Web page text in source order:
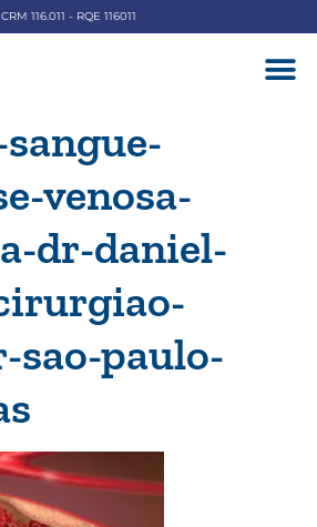
CRM 116.011 - RQE 116011
venosa-
dr-daniel-
sao-paulo-